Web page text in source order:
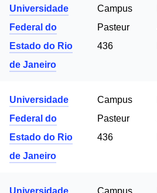
Universidade
Federal do
Estado do Rio
de Janeiro
Campus
Pasteur
436
Universidade
Federal do
Estado do Rio
de Janeiro
Campus
Pasteur
436
Universidade Campus